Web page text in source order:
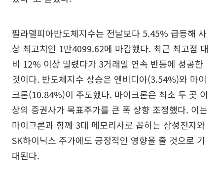
필라델피아반도체지수는 전날보다 5.45% 급등해 사
상 최고치인 1만4099.62에 마감했다. 최근 최고점 대
비 12% 이상 밀렸다가 3거래일 연속 반등에 성공한
것이다. 반도체지수 상승은 엔비디아(3.54%)와 마이
크론(10.84%)이 주도했다. 마이크론은 최소 두 곳 이
상의 증권사가 목표주가를 큰 폭 상향 조정했다. 이는
마이크론과 함께 3대 메모리사로 꼽히는 삼성전자와
SK하이닉스 주가에도 긍정적인 영향을 줄 것으로 기
대된다.